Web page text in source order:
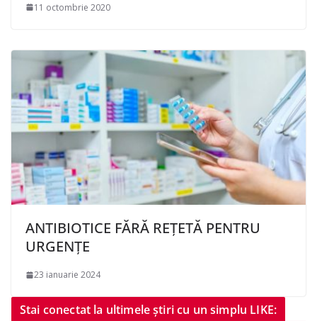
11 octombrie 2020
ANTIBIOTICE FĂRĂ REȚETĂ PENTRU
URGENȚE
23 ianuarie 2024
Stai conectat la ultimele știri cu un simplu LIKE: